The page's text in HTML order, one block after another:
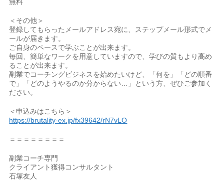
＜その他＞
登録してもらったメールアドレス宛に、ステップメール形式でメ
ールが届きます。
ご自身のペースで学ぶことが出来ます。
毎回、簡単なワークを用意していますので、学びの質もより高め
ることが出来ます。
副業でコーチングビジネスを始めたいけど、「何を」「どの順番
で」「どのようやるのか分からない…」という方、ぜひご参加く
ださい。
＜申込みはこちら＞
https://brutality-ex.jp/fx39642/rN7vLO
＝＝＝＝＝＝＝＝
副業コーチ専門
クライアント獲得コンサルタント
石塚友人